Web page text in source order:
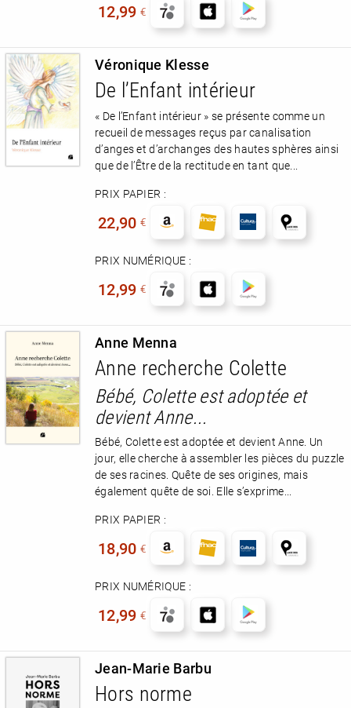
12,99 €
Véronique Klesse
De l’Enfant intérieur
« De l’Enfant intérieur » se présente comme un
recueil de messages reçus par canalisation
d’anges et d’archanges des hautes sphères ainsi
que de l’Être de la rectitude en tant que...
PRIX PAPIER :
22,90 €
PRIX NUMÉRIQUE :
12,99 €
Anne Menna
Anne recherche Colette
Bébé, Colette est adoptée et
devient Anne...
Bébé, Colette est adoptée et devient Anne. Un
jour, elle cherche à assembler les pièces du puzzle
de ses racines. Quête de ses origines, mais
également quête de soi. Elle s’exprime...
PRIX PAPIER :
18,90 €
PRIX NUMÉRIQUE :
12,99 €
Jean-Marie Barbu
Hors norme